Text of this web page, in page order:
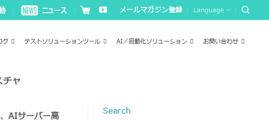
メールマガジン登録 Language
グ テストソリューションツール AI／自動化ソリューション お問い合わせ
ャ
AIサーバー高
Search